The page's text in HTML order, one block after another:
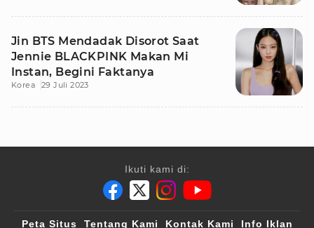
Jin BTS Mendadak Disorot Saat
Jennie BLACKPINK Makan Mi
Instan, Begini Faktanya
Korea 29 Juli 2023
Ikuti kami di:
Peta Situs Tentang Kami Kontak Kami Info Iklan